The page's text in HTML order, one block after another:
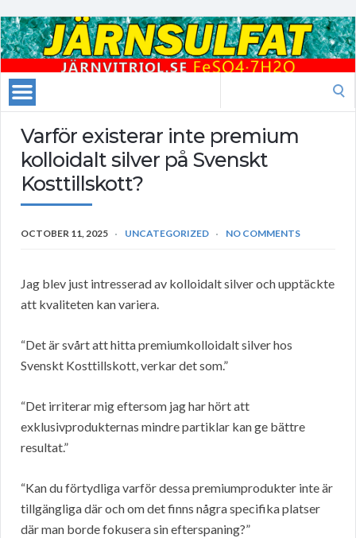
Varför existerar inte premium
kolloidalt silver på Svenskt
Kosttillskott?
OCTOBER 11, 2025 UNCATEGORIZED NO COMMENTS
Jag blev just intresserad av kolloidalt silver och upptäckte
att kvaliteten kan variera.
“Det är svårt att hitta premiumkolloidalt silver hos
Svenskt Kosttillskott, verkar det som.”
“Det irriterar mig eftersom jag har hört att
exklusivprodukternas mindre partiklar kan ge bättre
resultat.”
“Kan du förtydliga varför dessa premiumprodukter inte är
tillgängliga där och om det finns några specifika platser
där man borde fokusera sin efterspaning?”